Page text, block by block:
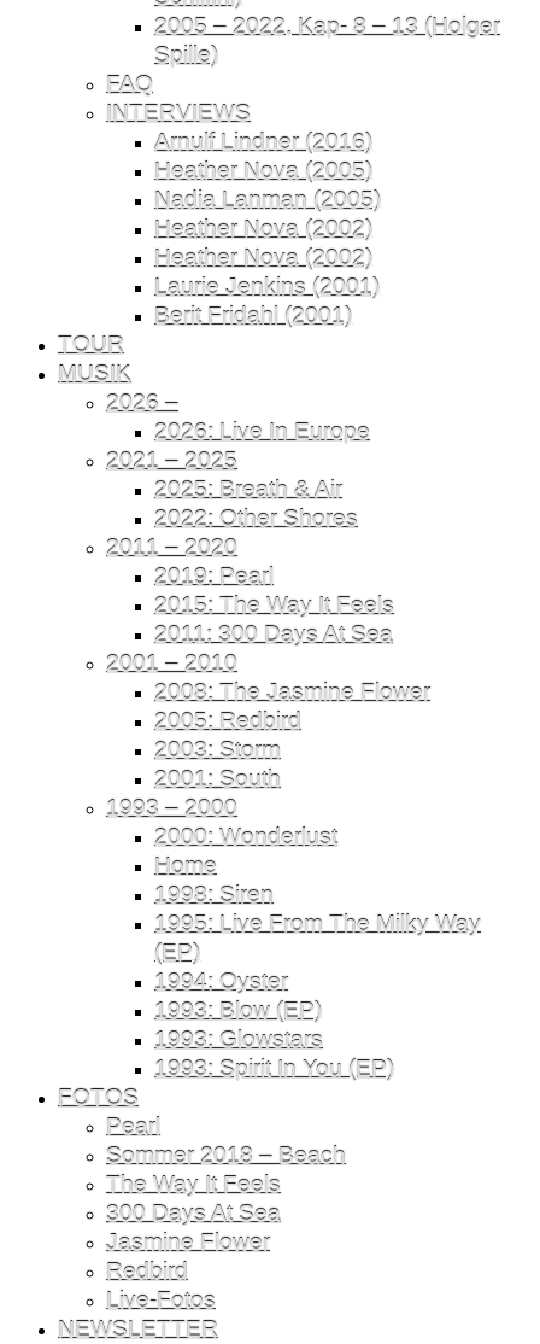
2005 – 2022, Kap- 8 – 13 (Holger
Spille)
FAQ
INTERVIEWS
Arnulf Lindner (2016)
Heather Nova (2005)
Nadia Lanman (2005)
Heather Nova (2002)
Heather Nova (2002)
Laurie Jenkins (2001)
Berit Fridahl (2001)
TOUR
MUSIK
2026 –
2026: Live In Europe
2021 – 2025
2025: Breath & Air
2022: Other Shores
2011 – 2020
2019: Pearl
2015: The Way It Feels
2011: 300 Days At Sea
2001 – 2010
2008: The Jasmine Flower
2005: Redbird
2003: Storm
2001: South
1993 – 2000
2000: Wonderlust
Home
1998: Siren
1995: Live From The Milky Way
(EP)
1994: Oyster
1993: Blow (EP)
1993: Glowstars
1993: Spirit In You (EP)
FOTOS
Pearl
Sommer 2018 – Beach
The Way It Feels
300 Days At Sea
Jasmine Flower
Redbird
Live-Fotos
NEWSLETTER